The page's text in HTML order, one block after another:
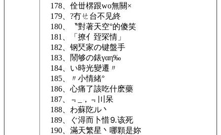
178、佺丗楐跟wo無關×
179、?冇ㄝ台不见終
180、〝對著天空°的傻笑
181、「撩亻臸罙情」
182、钢珡家の键盤手
183、鬧够の錶γαη‰
184、い時光變遷〃
185、〃小情緒°
186、心痛了該吃什麽藥
187、﹃_，﹃〣呆
188、わ蘇阣ル丶
189、ぐ淂而卜惜⒐该死
190、滿天繁星丶哪顆是妳